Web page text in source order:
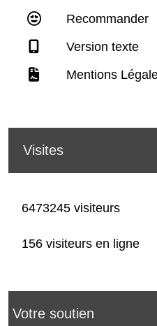
Recommander
Version texte
Mentions
Visites
6473245 visiteurs
156 visiteurs en ligne
Votre soutien